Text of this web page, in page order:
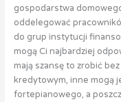
gospodarstwa
oddelegować
do grup instytucji
mogą Ci najbardziej
mają szansę to zrobić
kredytowym, inne mogą
fortepianowego, a